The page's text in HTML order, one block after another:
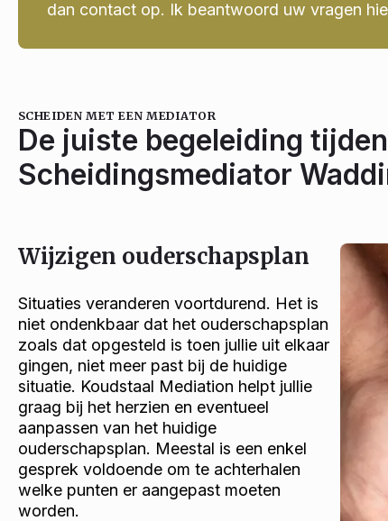
dan contact op. Ik beantwoord uw vragen
SCHEIDEN MET EEN MEDIATOR
De juiste begeleiding
Scheidingsmediator
Wijzigen ouderschapsplan
Situaties veranderen voortdurend. Het is
niet ondenkbaar dat het ouderschapsplan
zoals dat opgesteld is toen jullie uit elkaar
gingen, niet meer past bij de huidige
situatie. Koudstaal Mediation helpt jullie
graag bij het herzien en eventueel
aanpassen van het huidige
ouderschapsplan. Meestal is een enkel
gesprek voldoende om te achterhalen
welke punten er aangepast moeten
worden.